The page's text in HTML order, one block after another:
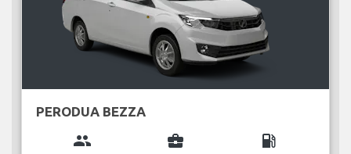
PERODUA BEZZA
group business_center local_gas_station